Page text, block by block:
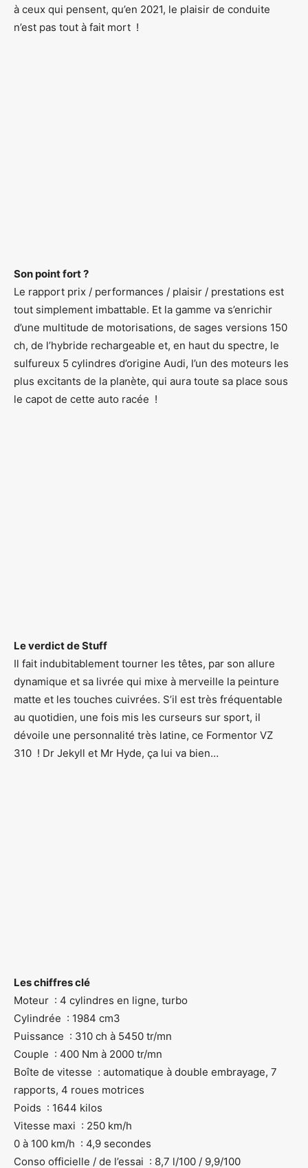
à ceux qui pensent, qu’en 2021, le plaisir de conduite
n’est pas tout à fait mort !
Son point fort ?
Le rapport prix / performances / plaisir / prestations est
tout simplement imbattable. Et la gamme va s’enrichir
d’une multitude de motorisations, de sages versions 150
ch, de l’hybride rechargeable et, en haut du spectre, le
sulfureux 5 cylindres d’origine Audi, l’un des moteurs les
plus excitants de la planète, qui aura toute sa place sous
le capot de cette auto racée !
Le verdict de Stuff
Il fait indubitablement tourner les têtes, par son allure
dynamique et sa livrée qui mixe à merveille la peinture
matte et les touches cuivrées. S’il est très fréquentable
au quotidien, une fois mis les curseurs sur sport, il
dévoile une personnalité très latine, ce Formentor VZ
310 ! Dr Jekyll et Mr Hyde, ça lui va bien…
Les chiffres clé
Moteur : 4 cylindres en ligne, turbo
Cylindrée : 1984 cm3
Puissance : 310 ch à 5450 tr/mn
Couple : 400 Nm à 2000 tr/mn
Boîte de vitesse : automatique à double embrayage, 7
rapports, 4 roues motrices
Poids : 1644 kilos
Vitesse maxi : 250 km/h
0 à 100 km/h : 4,9 secondes
Conso officielle / de l’essai : 8,7 l/100 / 9,9/100